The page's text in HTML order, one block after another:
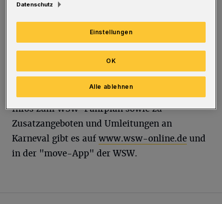
Während des Zugs müssen mehrere Linien —
auch der Schwebebahn-Express selbst —
zeitweise umgeleitet werden. Die
Nachtexpress-Linien NE1 bis 8 sowie NE15
sind auch am Karnevalssonntag (3.
Infos zum WSW-Fahrplan sowie zu
Zusatzangeboten und Umleitungen an
Karneval gibt es auf www.wsw-online.de und
in der "move-App" der WSW.
Datenschutz
Einstellungen
Alle ablehnen
OK